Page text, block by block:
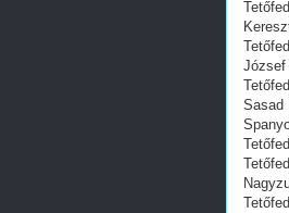
József
Sasad